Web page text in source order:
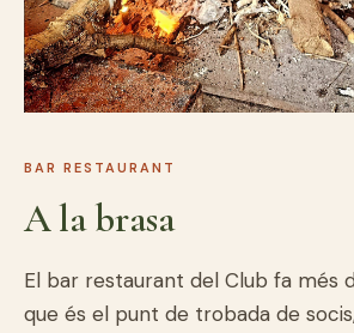
BAR RESTAURANT
A la brasa
El bar restaurant del Club fa més
que és el punt de trobada de